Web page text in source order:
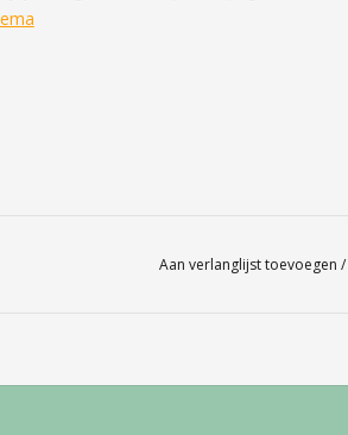
Aan verlanglijst toevoegen /